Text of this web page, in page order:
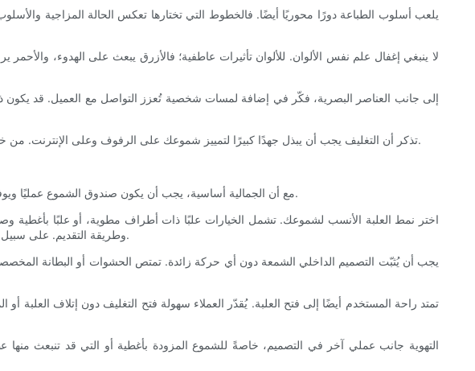
يلعب أسلوب الطباعة دورًا محوريًا أيضًا. فالخطوط التي تختارها تعكس الحالة المزاجية
لا ينبغي إغفال علم نفس الألوان. للألوان تأثيرات عاطفية؛ فالأزرق يبعث على الهدوء،
إلى جانب العناصر البصرية، فكّر في إضافة لمسات شخصية تُعزز التواصل مع العميل. قد يكون
تذكر أن التغليف يجب أن يبذل جهدًا كبيرًا لتمييز شموعك على الرفوف وعلى الإنترنت. من خلال دمج عناصر العلامة التجارية بعناية في تصميم علبتك، لن تُنشئ عبوةً فحسب، بل تجسيدًا لا يُنسى لعلامتك التجارية للشموع.
مع أن الجمالية أساسية، يجب أن يكون صندوق الشموع عمليًا ويوفر تجربة استخدام سلسة. سهولة الفتح والحماية والتخزين الآمن عوامل أساسية تؤثر على رضا العملاء وتكرار عمليات الشراء.
اختر نمط العلبة الأنسب لشموعك. تشمل الخيارات علبًا ذات أطراف مطوية، أو علبًا بأغطية
وطريقة التقديم. على سبيل المثال، يُضفي الصندوق ذو الإغلاق المغناطيسي لمسة من الفخامة، ويمكن للعملاء إعادة استخدامه، مما يضيف قيمة ملموسة.
يجب أن يُثبّت التصميم الداخلي الشمعة دون أي حركة زائدة. تمتص الحشوات أو البطانة
تمتد راحة المستخدم أيضًا إلى فتح العلبة. يُقدّر العملاء سهولة فتح التغليف دون إتلاف العلبة
التهوية جانب عملي آخر في التصميم، خاصةً للشموع المزودة بأغطية أو التي قد تنبعث